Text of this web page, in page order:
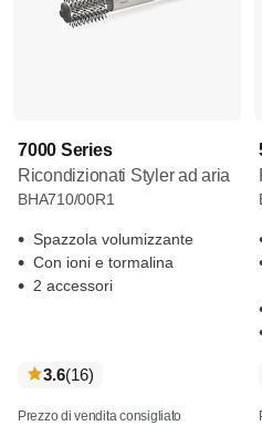
7000 Series
Ricondizionati Styler ad aria
BHA710/00R1
Spazzola volumizzante
Con ioni e tormalina
2 accessori
3.6(16recensioni
)
Prezzo di vendita consigliato